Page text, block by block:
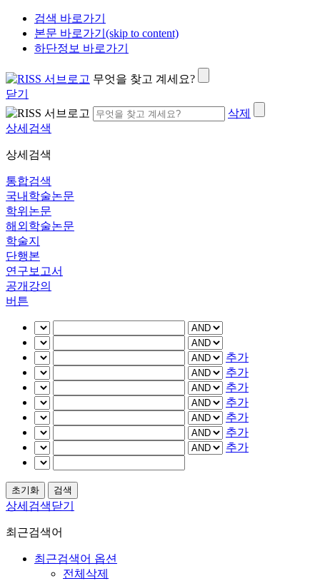
검색 바로가기
본문 바로가기(skip to content)
하단정보 바로가기
무엇을 찾고 계세요?
닫기
삭제
상세검색
상세검색
통합검색
국내학술논문
학위논문
해외학술논문
학술지
단행본
연구보고서
공개강의
버튼
추가
추가
추가
추가
추가
추가
추가
상세검색닫기
최근검색어
최근검색어 옵션
전체삭제